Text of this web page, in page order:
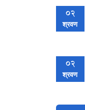
02
श्रवण
02
श्रवण